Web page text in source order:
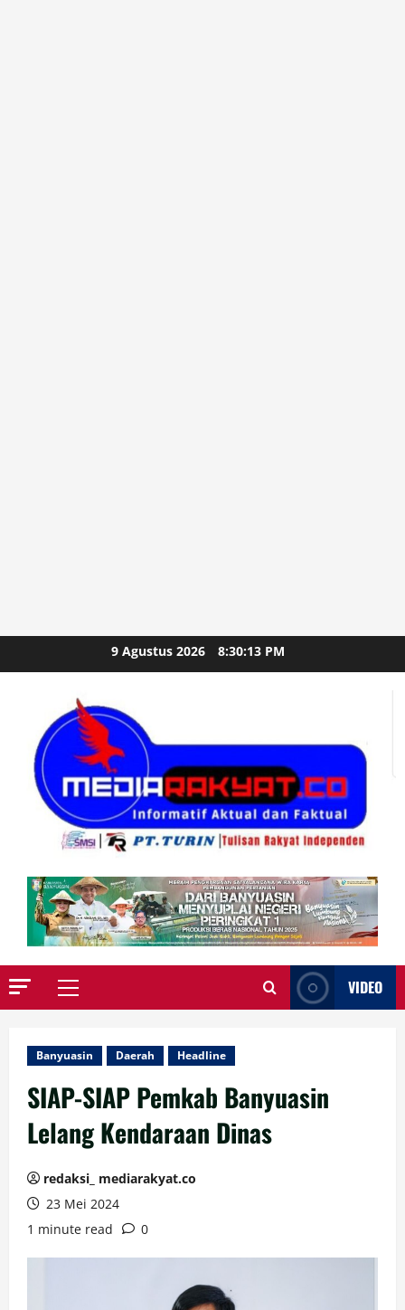
to
9 Agustus 2026 8:30:15 PM
Primary
VIDEO
Banyuasin Daerah Headline
SIAP-SIAP Pemkab Banyuasin
Lelang Kendaraan Dinas
redaksi_ mediarakyat.co
23 Mei 2024
1 minute read
0